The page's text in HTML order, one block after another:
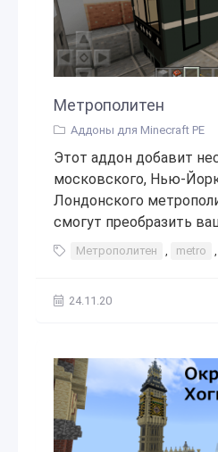
Метрополитен
Аддоны для Minecraft PE
Этот аддон добавит
московского, Нью-
Лондонского
смогут преобразить
Метрополитен , metro ,
24.11.20